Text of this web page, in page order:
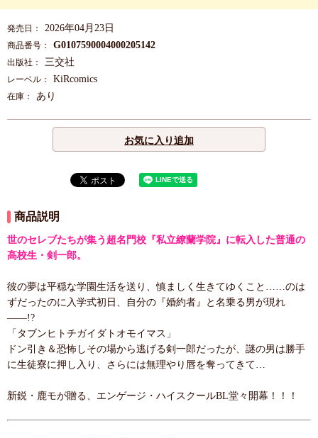
発売日： 2026年04月23日
商品番号： G0107590004000205142
出版社： 三交社
レーベル： KiRcomics
在庫： あり
お気に入り追加
商品説明
世のセレブたちが集う超名門校『私立繚蘭学院』に転入した普通の
高校生・剣一郎。
彼の夢は平穏な学園生活を送り、慎ましく生きてゆくこと……のは
ずだったのに入学式初日、自分の『婚約者』と名乗る男が現れ
――!?
「タブンヒトチガイダトオモイマス」
ドン引き＆恐怖しその場から逃げる剣一郎だったが、謎の男は勝手
に生徒寮に押し入り、さらには無理やり唇を奪ってきて…
新鋭・鹿モが贈る、エンゲージ・ハイスクールBL堂々開幕！！！